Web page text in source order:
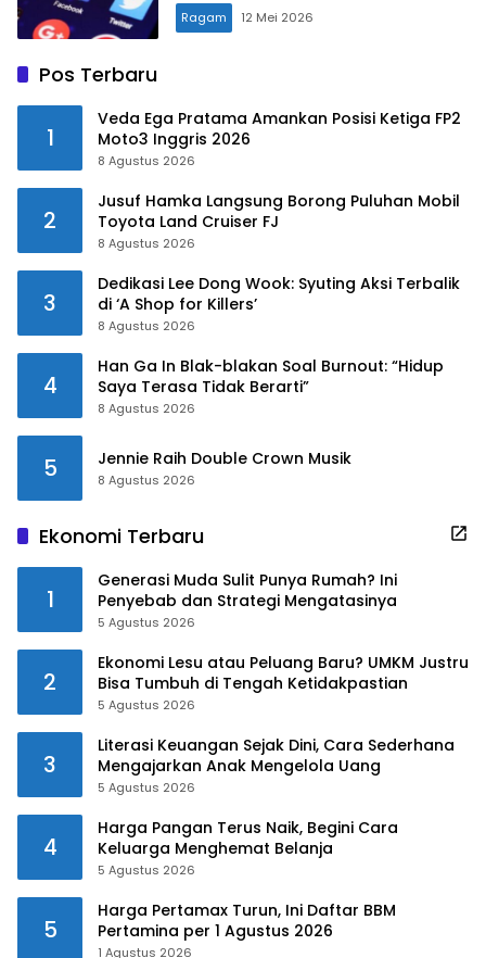
Ragam 12 Mei 2026
Pos Terbaru
1
Veda Ega Pratama Amankan Posisi Ketiga FP2
Moto3 Inggris 2026
8 Agustus 2026
2
Jusuf Hamka Langsung Borong Puluhan Mobil
Toyota Land Cruiser FJ
8 Agustus 2026
3
Dedikasi Lee Dong Wook: Syuting Aksi Terbalik
di ‘A Shop for Killers’
8 Agustus 2026
4
Han Ga In Blak-blakan Soal Burnout: “Hidup
Saya Terasa Tidak Berarti”
8 Agustus 2026
5 Jennie Raih Double Crown Musik
8 Agustus 2026
Ekonomi Terbaru
1
Generasi Muda Sulit Punya Rumah? Ini
Penyebab dan Strategi Mengatasinya
5 Agustus 2026
2
Ekonomi Lesu atau Peluang Baru? UMKM Justru
Bisa Tumbuh di Tengah Ketidakpastian
5 Agustus 2026
3
Literasi Keuangan Sejak Dini, Cara Sederhana
Mengajarkan Anak Mengelola Uang
5 Agustus 2026
4
Harga Pangan Terus Naik, Begini Cara
Keluarga Menghemat Belanja
5 Agustus 2026
5
Harga Pertamax Turun, Ini Daftar BBM
Pertamina per 1 Agustus 2026
1 Agustus 2026